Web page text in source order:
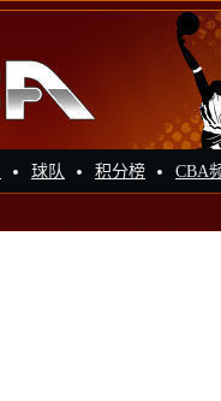
球队 积分榜 CBA